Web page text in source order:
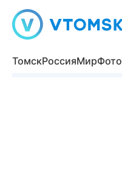
ТомскРоссияМирФото